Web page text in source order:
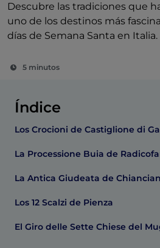
Descubre las tradiciones que
uno de los destinos más
días de Semana Santa en Italia.
5 minutos
Índice
Los Crocioni de Castiglione di
La Processione Buia de
La Antica Giudeata de
Los 12 Scalzi de Pienza
El Giro delle Sette Chiese del